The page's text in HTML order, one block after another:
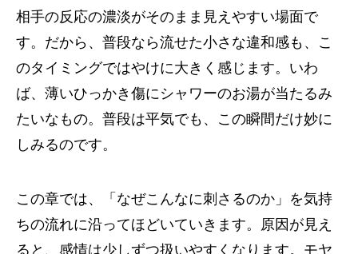
相手の反応の濃淡がそのまま見えやすい場面で
す。だから、普段なら流せた小さな違和感も、こ
のタイミングではやけに大きく感じます。いわ
ば、薄いひっかき傷にシャワーのお湯が当たるみ
たいなもの。普段は平気でも、この瞬間だけ妙に
しみるのです。
この章では、「なぜこんなに刺さるのか」を気持
ちの流れに沿ってほどいていきます。原因が見え
ると、感情は少しずつ扱いやすくなります。モヤ